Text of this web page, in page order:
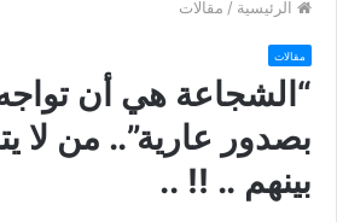
الرئيسية / مقالات
مقالات
“الشجاعة هي أن
بصدور عارية”.. من لا
بينهم .. !! ..